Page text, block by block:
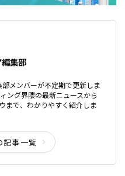
集部
メンバーが不定期で更新しま
ング界隈の最新ニュースから
まで、わかりやすく紹介しま
記事一覧